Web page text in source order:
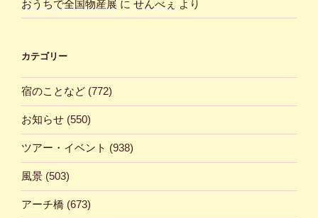
おうちで全国物産展 に せんべぇ より
カテゴリー
宿のことなど (772)
お知らせ (550)
ツアー・イベント (938)
風景 (503)
アーチ橋 (673)